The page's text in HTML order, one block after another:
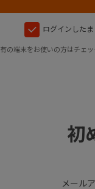
ログインした
の端末をお使いの方はチェ
初
メール